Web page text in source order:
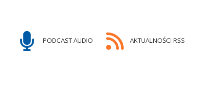
PODCAST AUDIO AKTUALNOŚCI RSS